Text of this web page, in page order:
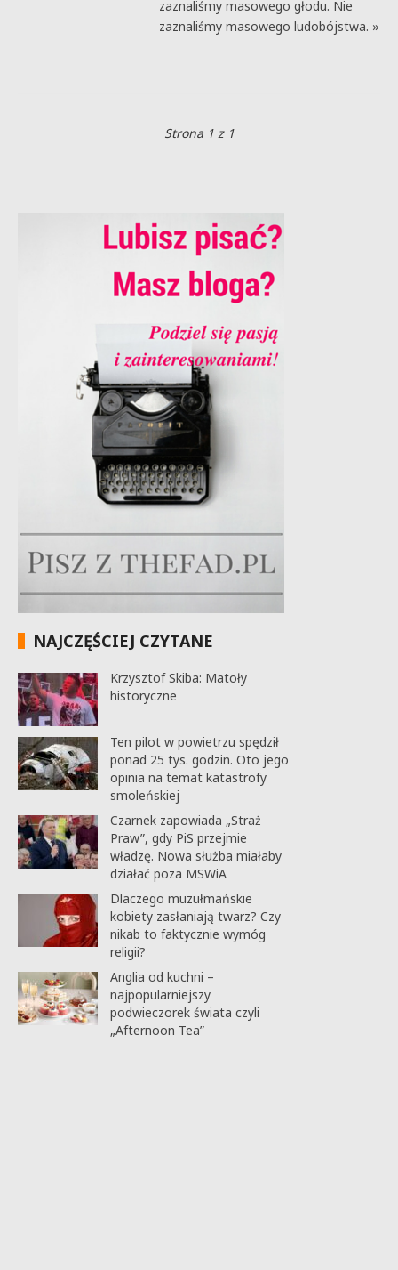
zaznaliśmy masowego głodu. Nie
zaznaliśmy masowego ludobójstwa. »
Strona 1 z 1
NAJCZĘŚCIEJ CZYTANE
Krzysztof Skiba: Matoły
historyczne
Ten pilot w powietrzu spędził
ponad 25 tys. godzin. Oto jego
opinia na temat katastrofy
smoleńskiej
Czarnek zapowiada „Straż
Praw”, gdy PiS przejmie
władzę. Nowa służba miałaby
działać poza MSWiA
Dlaczego muzułmańskie
kobiety zasłaniają twarz? Czy
nikab to faktycznie wymóg
religii?
Anglia od kuchni –
najpopularniejszy
podwieczorek świata czyli
„Afternoon Tea”